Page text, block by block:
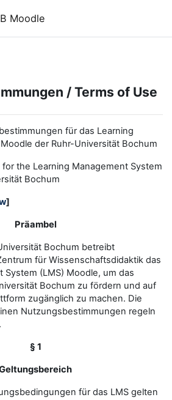
Moodle
/ Terms of Use
für das Learning
der Ruhr-Universität Bochum
for the Learning Management System
ät Bochum
]
Präambel
Bochum betreibt
für Wissenschaftsdidaktik das
System (LMS) Moodle, um das
Bochum zu fördern und auf
zugänglich zu machen. Die
Nutzungsbestimmungen regeln
§ 1
für das LMS gelten